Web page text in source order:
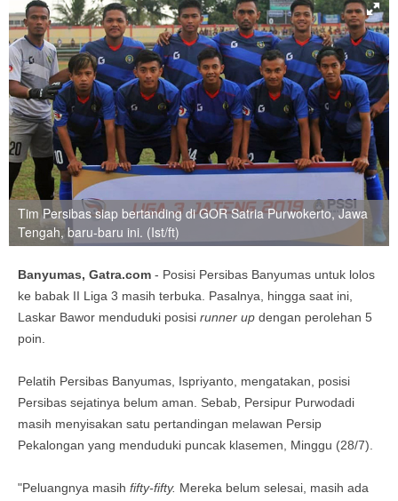
Tim Persibas siap bertanding di GOR Satria Purwokerto, Jawa
Tengah, baru-baru ini. (Ist/ft)
Banyumas, Gatra.com - Posisi Persibas Banyumas untuk lolos
ke babak II Liga 3 masih terbuka. Pasalnya, hingga saat ini,
Laskar Bawor menduduki posisi runner up dengan perolehan 5
poin.
Pelatih Persibas Banyumas, Ispriyanto, mengatakan, posisi
Persibas sejatinya belum aman. Sebab, Persipur Purwodadi
masih menyisakan satu pertandingan melawan Persip
Pekalongan yang menduduki puncak klasemen, Minggu (28/7).
"Peluangnya masih fifty-fifty. Mereka belum selesai, masih ada